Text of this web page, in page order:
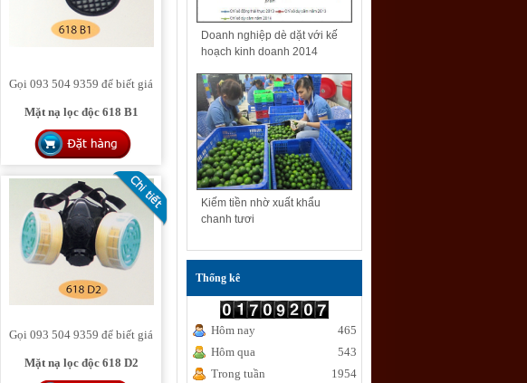
Gọi 093 504 9359 để biết giá
Mặt nạ lọc độc 618 B1
Gọi 093 504 9359 để biết giá
Mặt nạ lọc độc 618 D2
Doanh nghiệp dè dặt với kế
hoạch kinh doanh 2014
Kiếm tiền nhờ xuất khẩu
chanh tươi
Thống kê
Hôm nay
Hôm qua
Trong tuần
465
543
1954